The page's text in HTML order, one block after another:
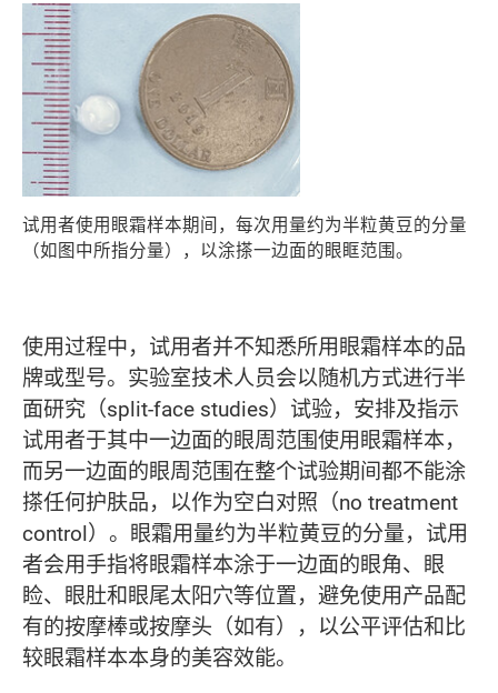
试用者使用眼霜样本期间，每次用量约为半粒黄豆的分量
（如图中所指分量），以涂搽一边面的眼眶范围。
使用过程中，试用者并不知悉所用眼霜样本的品
牌或型号。实验室技术人员会以随机方式进行半
面研究（split-face studies）试验，安排及指示
试用者于其中一边面的眼周范围使用眼霜样本，
而另一边面的眼周范围在整个试验期间都不能涂
搽任何护肤品，以作为空白对照（no treatment
control）。眼霜用量约为半粒黄豆的分量，试用
者会用手指将眼霜样本涂于一边面的眼角、眼
睑、眼肚和眼尾太阳穴等位置，避免使用产品配
有的按摩棒或按摩头（如有），以公平评估和比
较眼霜样本本身的美容效能。